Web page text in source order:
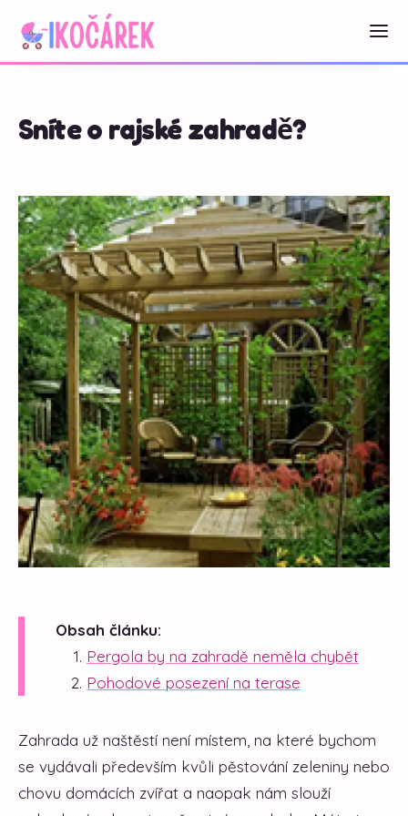
Sníte o rajské zahradě?
Obsah článku:
Pergola by na zahradě neměla chybět
Pohodové posezení na terase
Zahrada už naštěstí není místem, na které bychom
se vydávali především kvůli pěstování zeleniny nebo
chovu domácích zvířat a naopak nám slouží